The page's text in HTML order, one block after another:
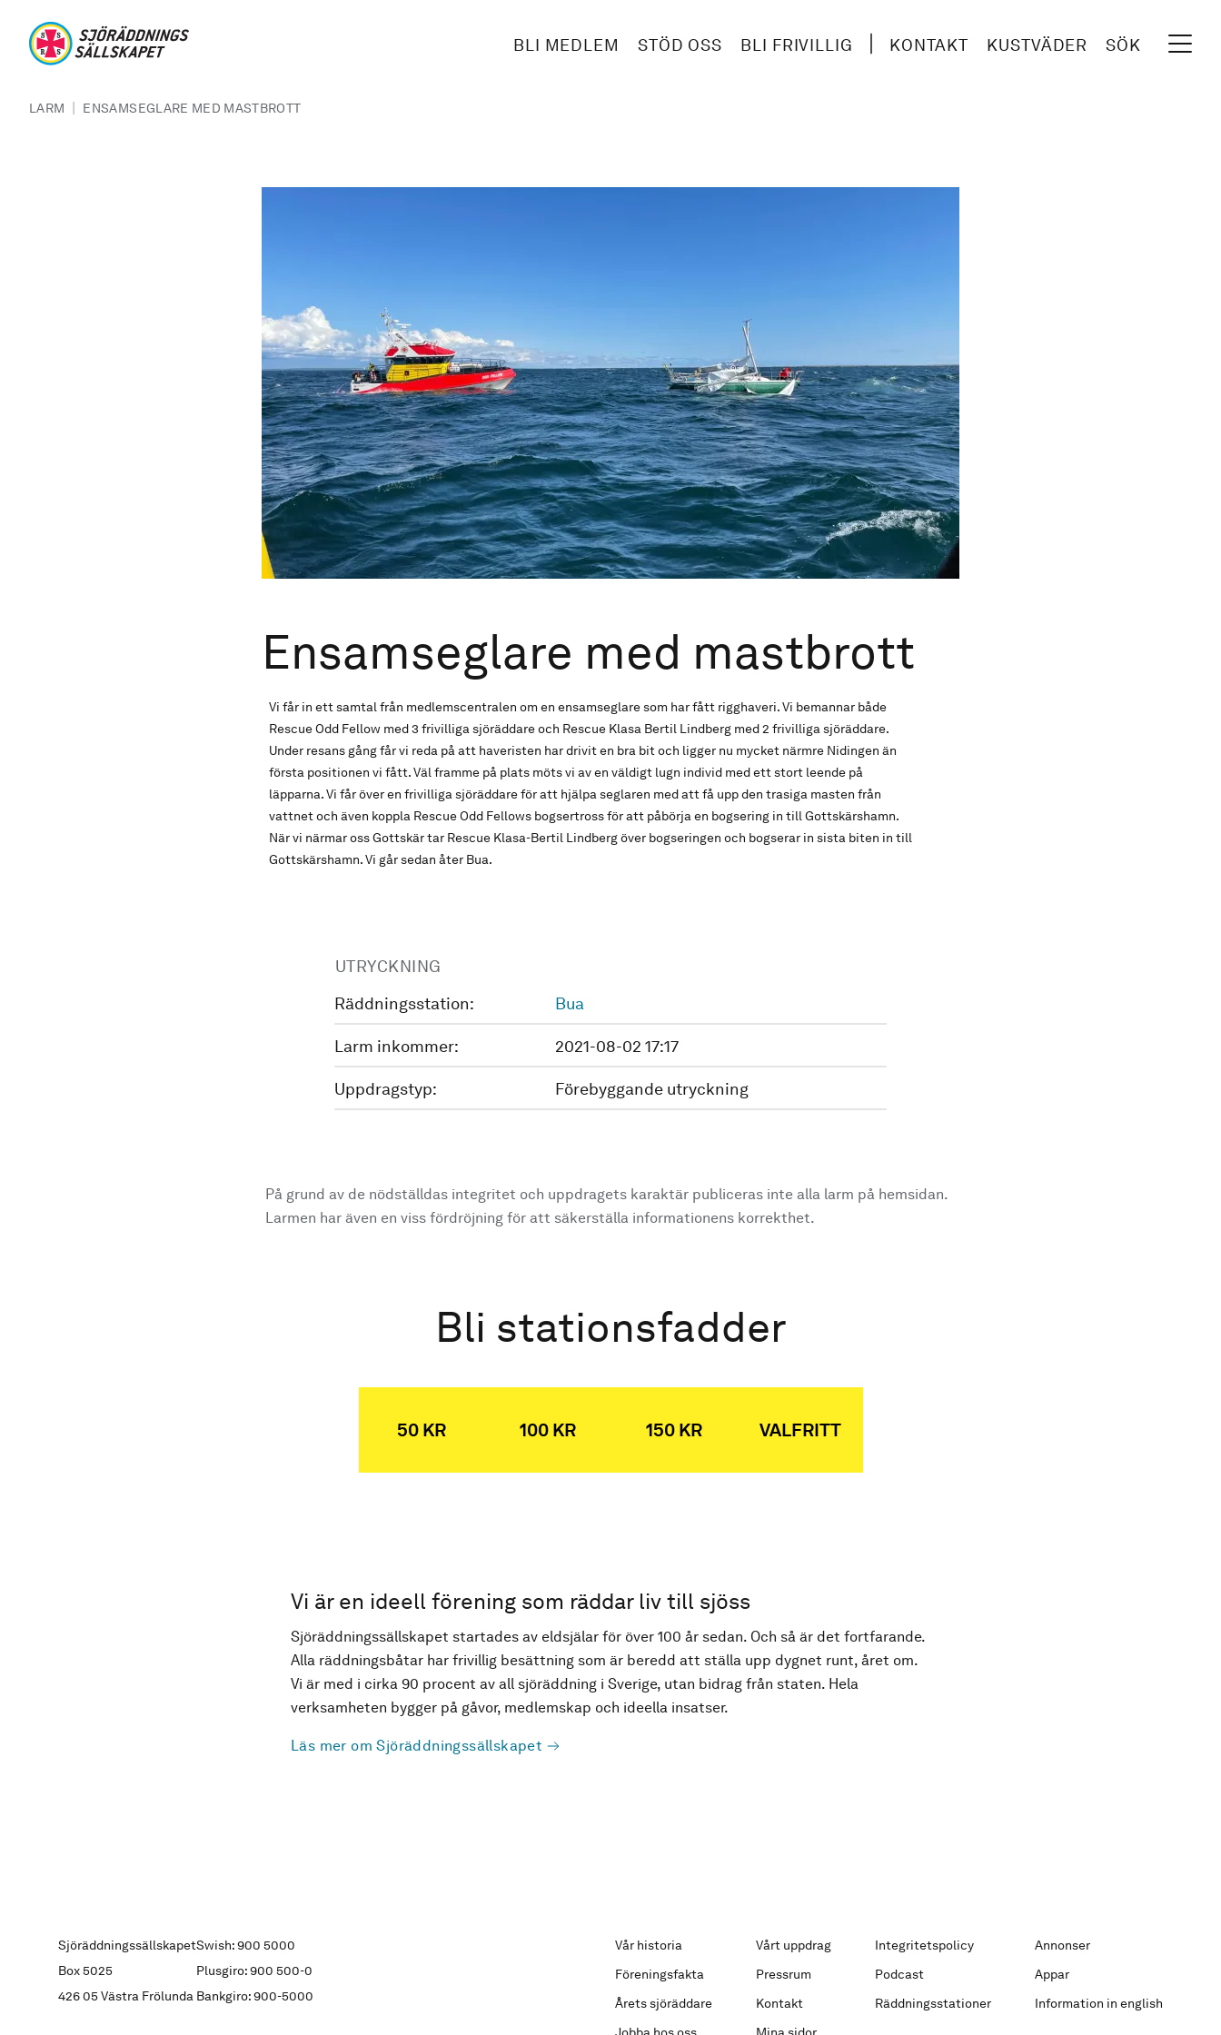
BLI MEDLEM STÖD OSS BLI FRIVILLIG KONTAKT KUSTVÄDER SÖK
LARM | ENSAMSEGLARE MED MASTBROTT
Ensamseglare med mastbrott
Vi får in ett samtal från medlemscentralen om en ensamseglare som har fått rigghaveri. Vi bemannar både
Rescue Odd Fellow med 3 frivilliga sjöräddare och Rescue Klasa Bertil Lindberg med 2 frivilliga sjöräddare.
Under resans gång får vi reda på att haveristen har drivit en bra bit och ligger nu mycket närmre Nidingen än
första positionen vi fått. Väl framme på plats möts vi av en väldigt lugn individ med ett stort leende på
läpparna. Vi får över en frivilliga sjöräddare för att hjälpa seglaren med att få upp den trasiga masten från
vattnet och även koppla Rescue Odd Fellows bogsertross för att påbörja en bogsering in till Gottskärshamn.
När vi närmar oss Gottskär tar Rescue Klasa-Bertil Lindberg över bogseringen och bogserar in sista biten in till
Gottskärshamn. Vi går sedan åter Bua.
UTRYCKNING
Räddningsstation:
Bua
Larm inkommer: 2021-08-02 17:17
Uppdragstyp: Förebyggande utryckning
På grund av de nödställdas integritet och uppdragets karaktär publiceras inte alla larm på hemsidan.
Larmen har även en viss fördröjning för att säkerställa informationens korrekthet.
Bli stationsfadder
50 KR 100 KR 150 KR VALFRITT
Vi är en ideell förening som räddar liv till sjöss
Sjöräddningssällskapet startades av eldsjälar för över 100 år sedan. Och så är det fortfarande.
Alla räddningsbåtar har frivillig besättning som är beredd att ställa upp dygnet runt, året om.
Vi är med i cirka 90 procent av all sjöräddning i Sverige, utan bidrag från staten. Hela
verksamheten bygger på gåvor, medlemskap och ideella insatser.
Läs mer om Sjöräddningssällskapet
Sjöräddningssällskapet
Box 5025
426 05 Västra Frölunda
Swish: 900 5000
Plusgiro: 900 500-0
Bankgiro: 900-5000
Vår historia Vårt uppdrag Integritetspolicy
Annonser
Föreningsfakta
Pressrum Podcast
Appar
Årets sjöräddare
Kontakt Räddningsstationer
Information in english